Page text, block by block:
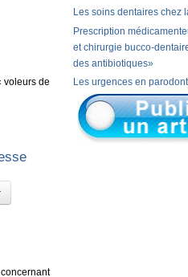
voleurs de
Les soins dentaires chez
Prescription
et chirurgie bucco-
des antibiotiques»
Les urgences en